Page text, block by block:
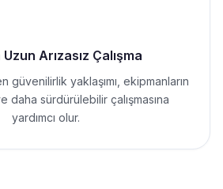
Arızasız Çalışma
yaklaşımı, ekipmanların
daha sürdürülebilir çalışmasına
yardımcı olur.